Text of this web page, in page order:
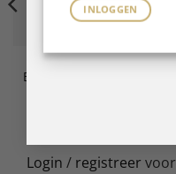
INLOGGEN
B GEL SYSTEM
BFlex LED Gel Classy 14 ml
Login / registreervoor